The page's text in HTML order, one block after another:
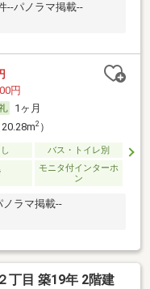
--パノラマ掲載--
円
1ヶ月
2）
バス・トイレ別
モニタ付インターホ
ン
ラマ掲載--
丁目 築19年 2階建